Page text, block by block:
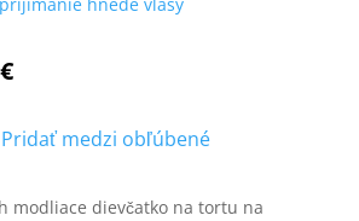
€.
€Aktuální
cena
je:
3,80 €.
Pridať medzi obľúbené
modliace dievčatko na tortu na